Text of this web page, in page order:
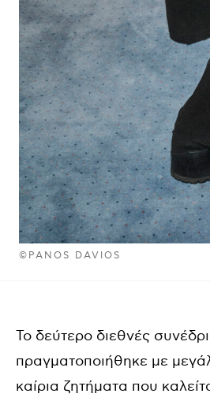
©PANOS DAVIOS
Το δεύτερο διεθνές
πραγματοποιήθηκε με
καίρια ζητήματα που